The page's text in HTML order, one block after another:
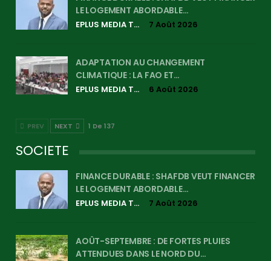
LE LOGEMENT ABORDABLE…
EPLUS MEDIA TV 7 Août 2026
ADAPTATION AU CHANGEMENT
CLIMATIQUE : LA FAO ET…
EPLUS MEDIA TV 6 Août 2026
PREV NEXT 1 De 137
SOCIETE
FINANCE DURABLE : SHAFDB VEUT FINANCER
LE LOGEMENT ABORDABLE…
EPLUS MEDIA TV 7 Août 2026
AOÛT-SEPTEMBRE : DE FORTES PLUIES
ATTENDUES DANS LE NORD DU…